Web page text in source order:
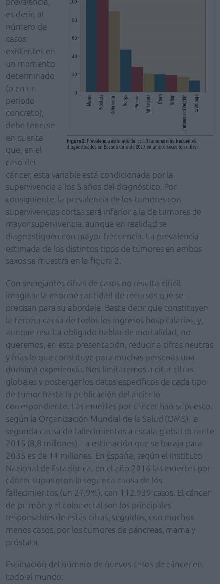
es decir, al
número de
casos
existentes en
un momento
determinado
(o en un
periodo
concreto),
debe tenerse
en cuenta
que, en el
caso del
cáncer, esta variable está condicionada por la
supervivencia a los 5 años del diagnóstico. Por
consiguiente, la prevalencia de los tumores con
supervivencias cortas será inferior a la de tumores de
mayor supervivencia, aunque en realidad se
diagnostiquen con mayor frecuencia. La prevalencia
estimada de los distintos tipos de tumores en ambos
sexos se muestra en la figura 2.
Con semejantes cifras de casos no resulta difícil
imaginar la enorme cantidad de recursos que se
precisan para su abordaje. Baste decir que constituyen
la tercera causa de todos los ingresos hospitalarios, y,
aunque resulta obligado hablar de mortalidad, no
queremos, en esta presentación, reducir a cifras neutras
y frías lo que constituye para muchas personas una
durísima experiencia. Nos limitaremos a citar cifras
globales y postergar los datos específicos de cada tipo
de tumor hasta la publicación del artículo
correspondiente. Las muertes por cáncer han supuesto,
según la Organización Mundial de la Salud (OMS), la
segunda causa de fallecimientos a escala global durante
2015 (8,8 millones). La estimación que se baraja para
2035 es de 14 millones. En España, según el Instituto
Nacional de Estadística, en el año 2016 las muertes por
cáncer supusieron la segunda causa de los
fallecimientos (un 27,9%), con 112.939 casos. El cáncer
de pulmón y el colorrectal son los principales
responsables de estas cifras, seguidos, con muchos
menos casos, por los tumores de páncreas, mama y
próstata.
Estimación del número de nuevos casos de cáncer en
todo el mundo: